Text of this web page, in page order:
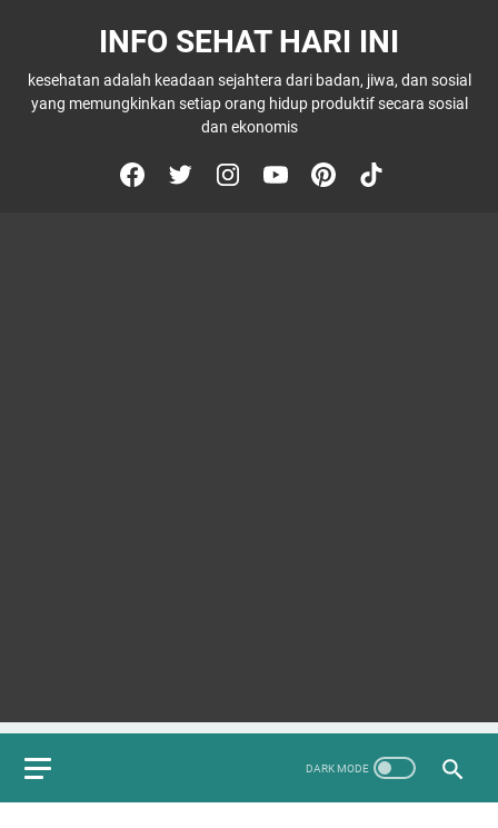
INFO SEHAT HARI INI
kesehatan adalah keadaan sejahtera dari badan, jiwa, dan sosial
yang memungkinkan setiap orang hidup produktif secara sosial
dan ekonomis